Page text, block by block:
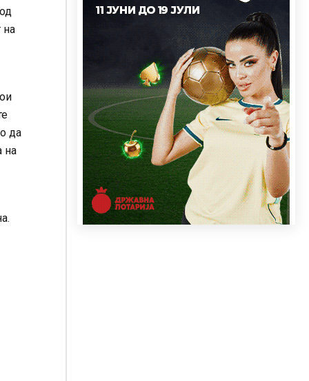
на
да
на